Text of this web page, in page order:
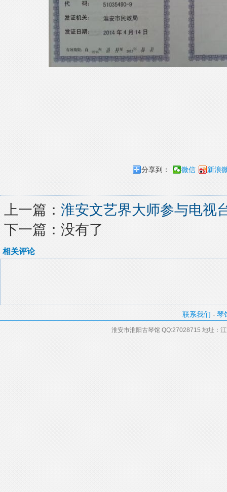
分享到： 微信 新浪
上一篇： 淮安文艺界大师参与电视
下一篇：没有了
相关评论
联系我们 - 琴
淮安市淮阳古琴馆 QQ:27028715 地址：